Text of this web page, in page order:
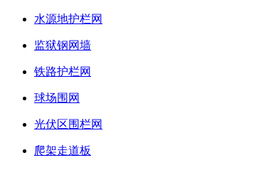
水源地护栏网
监狱钢网墙
铁路护栏网
球场围网
光伏区围栏网
爬架走道板